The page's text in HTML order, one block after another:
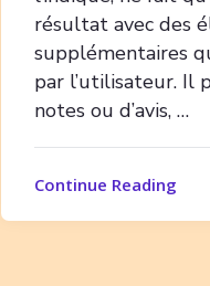
résultat avec des
supplémentaires
par l’utilisateur. Il
notes ou d’avis, …
Continue Reading